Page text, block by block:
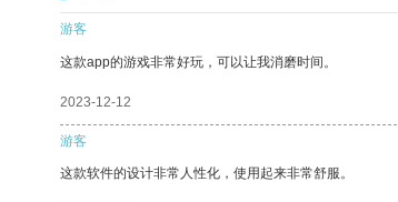
游客
这款app的游戏非常好玩，可以让我消磨时间。
2023-12-12
游客
这款软件的设计非常人性化，使用起来非常舒服。